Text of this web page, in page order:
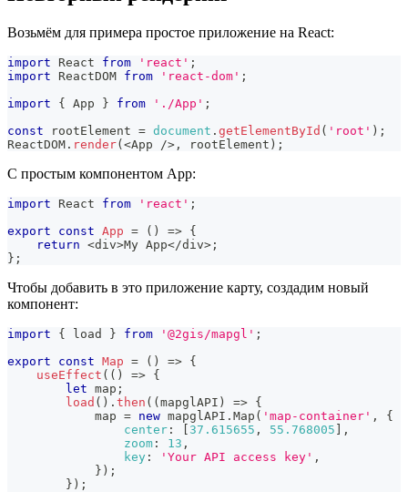
Возьмём для примера простое приложение на React:
import React from 'react' ;
import
ReactDOM from 'react-dom' ;
import
{ App } from './App' ;
const rootElement = document . getElementById ( 'root' ) ;
ReactDOM . render(<App /> , rootElement ) ;
С простым компонентом App:
import React from 'react' ;
export
const App = ( ) => {
return <div>My App</div> ;
} ;
Чтобы добавить в это приложение карту, создадим новый
компонент:
import { load } from '@2gis/mapgl' ;
export
const Map = ( ) => {
useEffect ( ( ) => {
let map ;
load ( ) . then ( (mapglAPI ) => {
            map
= new mapglAPI . Map ( 'map-container' ,
{
center : [ 37.615655 , 55.768005 ] ,
zoom : 13 ,
key : 'Your API access key' ,
} ) ;
} ) ;